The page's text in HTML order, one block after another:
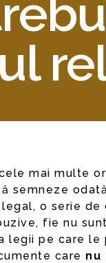
semneze
legal, o serie
fie nu
legii pe care le
care nu